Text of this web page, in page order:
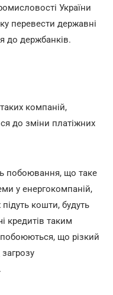
України
перевести державні
до держбанків.
компаній,
до зміни платіжних
побоювання, що таке
у енергокомпаній,
кошти, будуть
кредитів таким
що різкий